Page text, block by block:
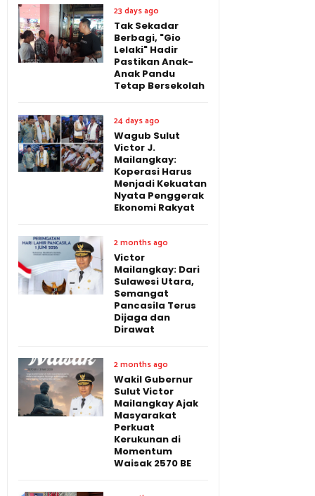
23 days ago
Tak Sekadar
Berbagi, "Gio
Lelaki" Hadir
Pastikan Anak-
Anak Pandu
Tetap Bersekolah
24 days ago
Wagub Sulut
Victor J.
Mailangkay:
Koperasi Harus
Menjadi Kekuatan
Nyata Penggerak
Ekonomi Rakyat
2 months ago
Victor
Mailangkay: Dari
Sulawesi Utara,
Semangat
Pancasila Terus
Dijaga dan
Dirawat
2 months ago
Wakil Gubernur
Sulut Victor
Mailangkay Ajak
Masyarakat
Perkuat
Kerukunan di
Momentum
Waisak 2570 BE